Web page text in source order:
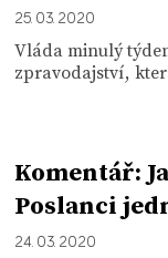
25. 03. 2020
Vláda minulý
zpravodajství,
Komentář:
Poslanci
24. 03. 2020